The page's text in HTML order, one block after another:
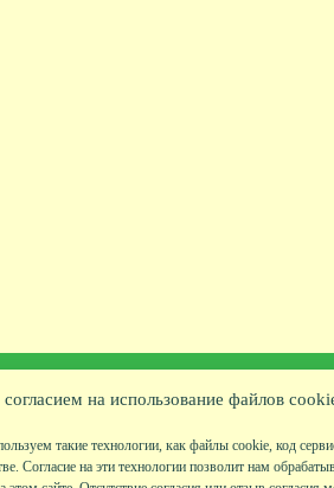
на использование файлов
такие технологии, как файлы cookie, код
Согласие на эти технологии позволит нам